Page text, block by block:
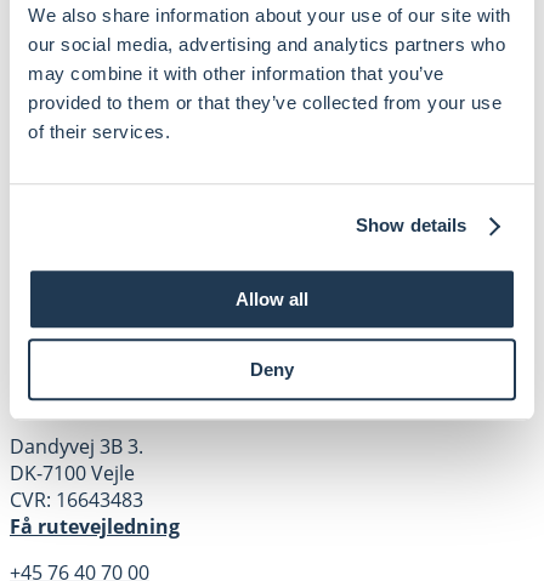
We also share information about your use of our site with
our social media, advertising and analytics partners who
may combine it with other information that you’ve
provided to them or that they’ve collected from your use
of their services.
Show details
Allow all
Deny
Hos SKOV Advokater glæder man sig over at have
bidraget til transaktionen og ser frem til at bistå i Barmas
fortsatte vækstrejse på de internationale markeder.
SKOV Advokater er et erhvervsorienteret advokatfirma,
der yder juridisk rådgivning inden for en lang række
forretnings- og retsområder. Vores mål er at hjælpe
vores kunder med at komme videre gennem et loyalt og
langvarigt partnerskab.
Dandyvej 3B 3.
DK-7100 Vejle
CVR: 16643483
Få rutevejledning
+45 76 40 70 00